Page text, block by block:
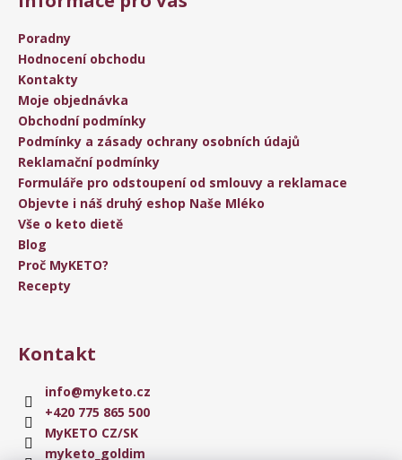
Poradny
Hodnocení obchodu
Kontakty
Moje objednávka
Obchodní podmínky
Podmínky a zásady ochrany osobních údajů
Reklamační podmínky
Formuláře pro odstoupení od smlouvy a reklamace
Objevte i náš druhý eshop Naše Mléko
Vše o keto dietě
Blog
Proč MyKETO?
Recepty
Kontakt
info@myketo.cz
+420 775 865 500
MyKETO CZ/SK
myketo_goldim